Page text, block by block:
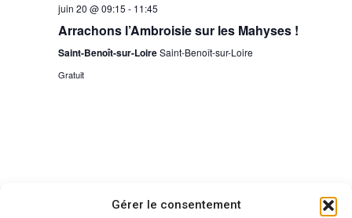
Gérer le consentement
juin 20 @ 09:15 - 11:45
Arrachons l’Ambroisie sur les Mahyses !
Saint-Benoît-sur-LoireSaint-Benoît-sur-Loire
Gratuit
d'espaces naturels Centre-Val de Loire